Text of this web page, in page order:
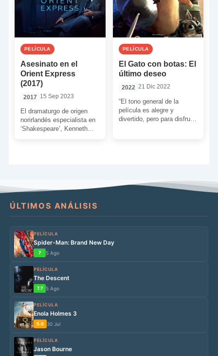
PELÍCULA
Asesinato en el
Orient Express
(2017)
2017 15 Sep 2023
El dramaturgo de origen
norirlandés especialista en
‘Shakespeare’, Kenneth
PELÍCULA
El Gato con botas: El
último deseo
2022 21 Dic 2022
“El tono general de la
película es alegre y
divertido, pero para disfrutar
ÚLTIMOS ANÁLISIS
PELÍCULA
Spider-Man: Brand New Day
7 5 Ago
PELÍCULA
The Descent
7.7 5 Ago
PELÍCULA
Enola Holmes 3
5.6 30 Jul
PELÍCULA
Jason Bourne